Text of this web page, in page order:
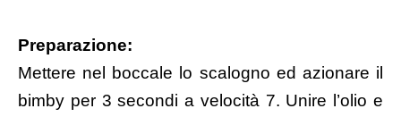
Preparazione:
Mettere nel boccale lo scalogno ed azionare il
bimby per 3 secondi a velocità 7. Unire l’olio e